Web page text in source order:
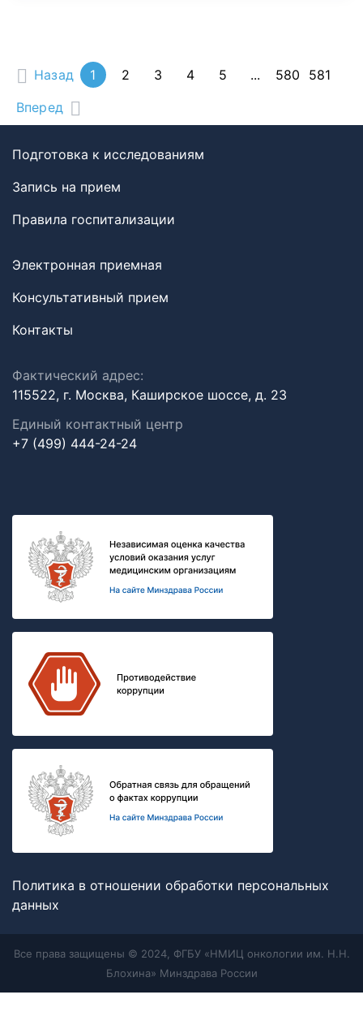
Назад 1 2 3 4 5 ... 580
581
Вперед
Подготовка к исследованиям
Запись на прием
Правила госпитализации
Электронная приемная
Консультативный прием
Контакты
Фактический адрес:
115522, г. Москва, Каширское шоссе, д. 23
Единый контактный центр
+7 (499) 444-24-24
Политика в отношении обработки персональных
данных
Все права защищены © 2024, ФГБУ «НМИЦ онкологии им. Н.Н.
Блохина» Минздрава России